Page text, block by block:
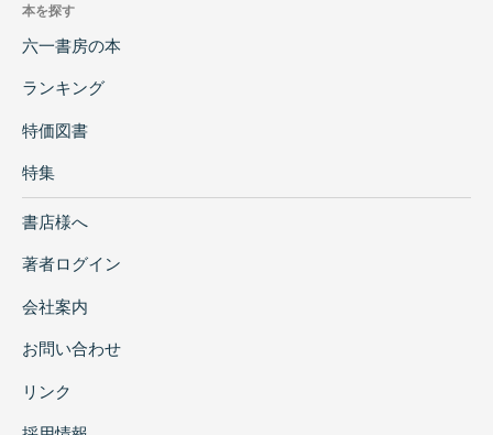
本を探す
六一書房の本
ランキング
特価図書
特集
書店様へ
著者ログイン
会社案内
お問い合わせ
リンク